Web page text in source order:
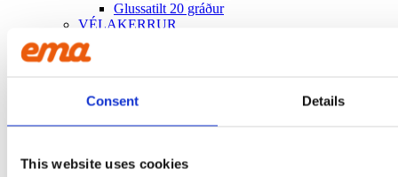
Consent Details
This website uses cookies
Glussatilt 20 gráður
VÉLAKERRUR
Um okkur
Um okkur
Hafðu samband við EMA
EMA Core